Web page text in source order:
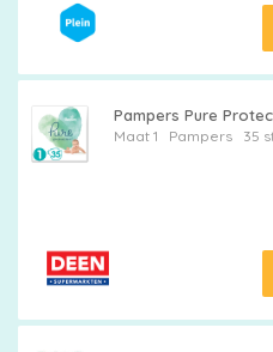
Pampers Pure
Maat 1 Pampers 35